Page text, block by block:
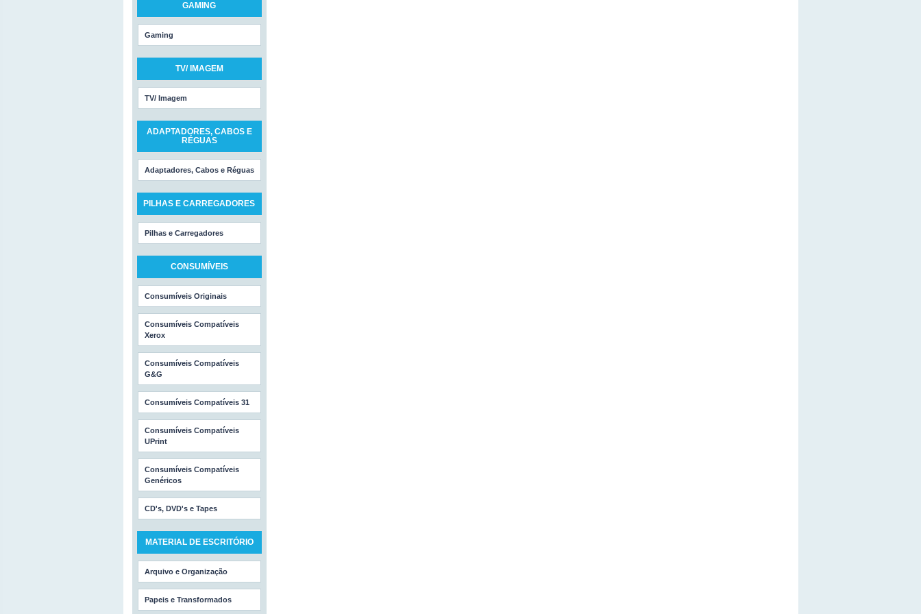
GAMING
Gaming
TV/ IMAGEM
TV/ Imagem
ADAPTADORES, CABOS E
RÉGUAS
Adaptadores, Cabos e Réguas
PILHAS E CARREGADORES
Pilhas e Carregadores
CONSUMÍVEIS
Consumíveis Originais
Consumíveis Compatíveis
Xerox
Consumíveis Compatíveis
G&G
Consumíveis Compatíveis 31
Consumíveis Compatíveis
UPrint
Consumíveis Compatíveis
Genéricos
CD's, DVD's e Tapes
MATERIAL DE ESCRITÓRIO
Arquivo e Organização
Papeis e Transformados